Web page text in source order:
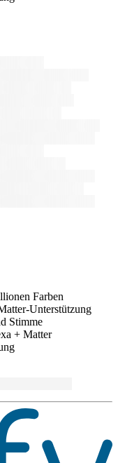
Farben
Unterstützung
Stimme
+ Matter